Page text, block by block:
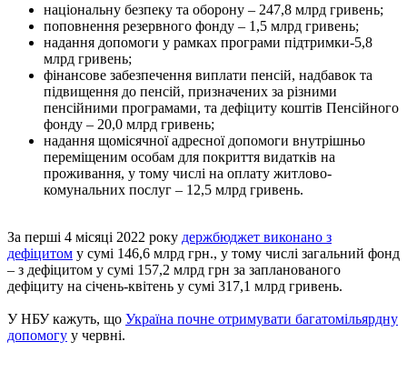
національну безпеку та оборону – 247,8 млрд гривень;
поповнення резервного фонду – 1,5 млрд гривень;
надання допомоги у рамках програми підтримки-5,8
млрд гривень;
фінансове забезпечення виплати пенсій, надбавок та
підвищення до пенсій, призначених за різними
пенсійними програмами, та дефіциту коштів Пенсійного
фонду – 20,0 млрд гривень;
надання щомісячної адресної допомоги внутрішньо
переміщеним особам для покриття видатків на
проживання, у тому числі на оплату житлово-
комунальних послуг – 12,5 млрд гривень.
За перші 4 місяці 2022 року держбюджет виконано з
дефіцитом у сумі 146,6 млрд грн., у тому числі загальний фонд
– з дефіцитом у сумі 157,2 млрд грн за запланованого
дефіциту на січень-квітень у сумі 317,1 млрд гривень.
У НБУ кажуть, що Україна почне отримувати багатомільярдну
допомогу у червні.